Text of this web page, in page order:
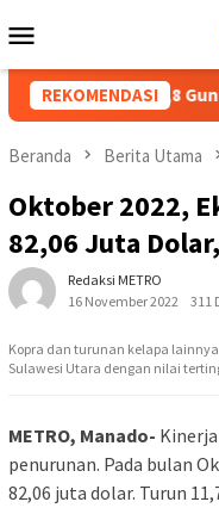
ke
Mobile
REKOMENDASI
5,8
Beranda Berita Utama
Oktober 2022,
82,06 Juta
Redaksi METRO
16 November 2022
311
Kopra dan turunan kelapa
Sulawesi Utara dengan nilai
METRO, Manado-
penurunan. Pada bulan
82,06 juta dolar. Turun